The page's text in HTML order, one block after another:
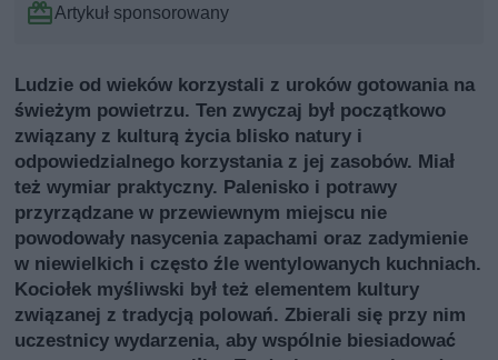
Artykuł sponsorowany
Ludzie od wieków korzystali z uroków gotowania na
świeżym powietrzu. Ten zwyczaj był początkowo
związany z kulturą życia blisko natury i
odpowiedzialnego korzystania z jej zasobów. Miał
też wymiar praktyczny. Palenisko i potrawy
przyrządzane w przewiewnym miejscu nie
powodowały nasycenia zapachami oraz zadymienie
w niewielkich i często źle wentylowanych kuchniach.
Kociołek myśliwski był też elementem kultury
związanej z tradycją polowań. Zbierali się przy nim
uczestnicy wydarzenia, aby wspólnie biesiadować